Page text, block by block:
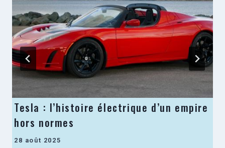
Tesla : l’histoire électrique d’un empire
hors normes
28 août 2025